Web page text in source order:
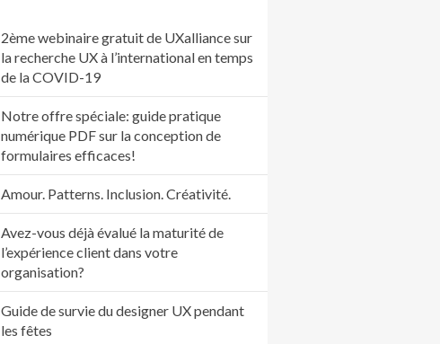
2ème webinaire gratuit de UXalliance sur
la recherche UX à l’international en temps
de la COVID-19
Notre offre spéciale: guide pratique
numérique PDF sur la conception de
formulaires efficaces!
Amour. Patterns. Inclusion. Créativité.
Avez-vous déjà évalué la maturité de
l’expérience client dans votre
organisation?
Guide de survie du designer UX pendant
les fêtes